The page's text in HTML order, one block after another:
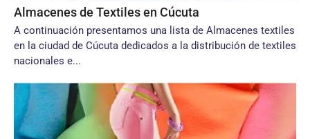
Almacenes de Textiles en Cúcuta
A continuación presentamos una lista de Almacenes textiles
en la ciudad de Cúcuta dedicados a la distribución de textiles
nacionales e...